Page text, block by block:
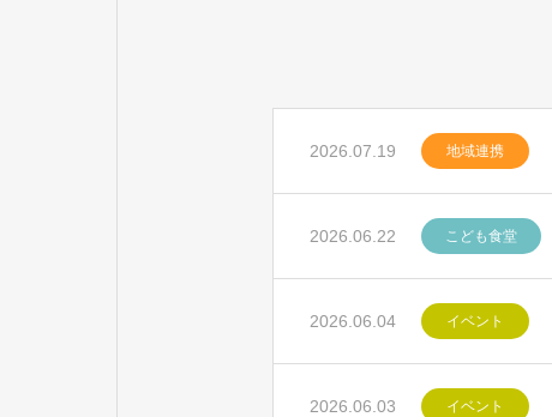
2026.07.19 地域連携
2026.06.22 こども食堂
2026.06.04 イベント
2026.06.03 イベント